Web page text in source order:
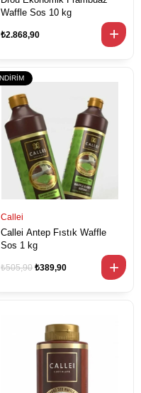
Waffle Sos 10 kg
₺2.868,90
Callei
Callei Antep Fıstık Waffle
Sos 1 kg
₺389,90
₺505,90